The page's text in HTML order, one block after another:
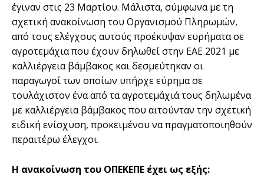
έγιναν στις 23 Μαρτίου. Μάλιστα, σύμφωνα με τη
σχετική ανακοίνωση του Οργανισμού Πληρωμών,
από τους ελέγχους αυτούς προέκυψαν ευρήματα σε
αγροτεμάχια που έχουν δηλωθεί στην ΕΑΕ 2021 με
καλλιέργεια βάμβακος και δεσμεύτηκαν οι
παραγωγοί των οποίων υπήρχε εύρημα σε
τουλάχιστον ένα από τα αγροτεμάχιά τους δηλωμένα
με καλλιέργεια βάμβακος που αιτούνταν την σχετική
ειδική ενίσχυση, προκειμένου να πραγματοποιηθούν
περαιτέρω έλεγχοι.
Η ανακοίνωση του ΟΠΕΚΕΠΕ έχει ως εξής: